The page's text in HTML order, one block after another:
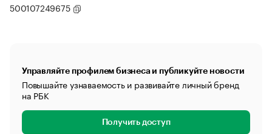
500107249675
Управляйте профилем бизнеса и публикуйте новости
Повышайте узнаваемость и развивайте личный бренд
на РБК
Получить доступ